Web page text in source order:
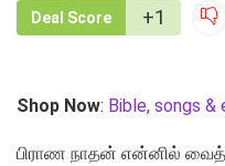
Deal Score +1
Shop Now: Bible, songs &
பிராண நாதன் என்னில்